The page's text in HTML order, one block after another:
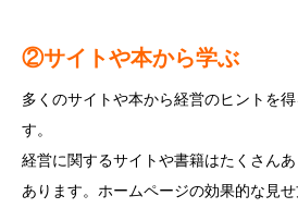
②サイトや本から学ぶ
多くのサイトや本から経営のヒントを
す。
経営に関するサイトや書籍はたくさん
あります。ホームページの効果的な見